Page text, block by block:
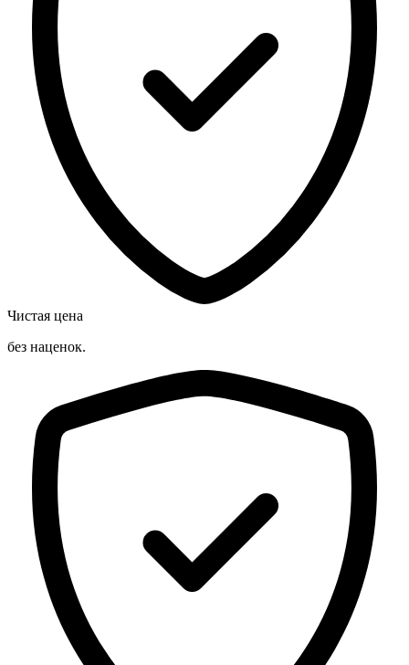
Чистая цена
без наценок.